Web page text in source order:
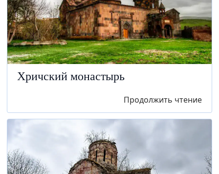
Хричский монастырь
Продолжить чтение